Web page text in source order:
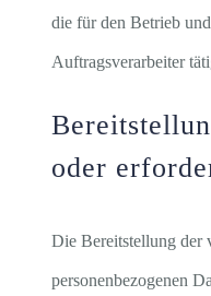
die für den Betrieb
Auftragsverarbeiter
oder
Die Bereitstellung der
personenbezogenen